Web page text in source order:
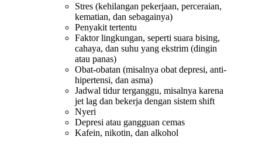
Stres (kehilangan pekerjaan, perceraian,
kematian, dan sebagainya)
Penyakit tertentu
Faktor lingkungan, seperti suara bising,
cahaya, dan suhu yang ekstrim (dingin
atau panas)
Obat-obatan (misalnya obat depresi, anti-
hipertensi, dan asma)
Jadwal tidur terganggu, misalnya karena
jet lag dan bekerja dengan sistem shift
Nyeri
Depresi atau gangguan cemas
Kafein, nikotin, dan alkohol